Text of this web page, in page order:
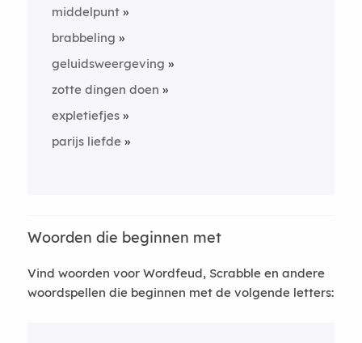
middelpunt
brabbeling
geluidsweergeving
zotte dingen doen
expletiefjes
parijs liefde
Woorden die beginnen met
Vind woorden voor Wordfeud, Scrabble en andere
woordspellen die beginnen met de volgende letters: